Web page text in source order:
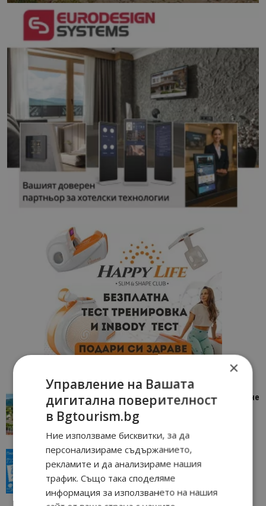
“Пощенска картичка от…”: Петрич – Изживяване
Петрич 11/07/2026 11:22
“Пощенска картичка от…”: Пловдив, градът на
всички времена
Пловдив 23/06/2026 10:00
×
Управление на Вашата
дигитална поверителност
в Bgtourism.bg
Ние използваме бисквитки, за да
персонализираме съдържанието,
рекламите и да анализираме нашия
трафик. Също така споделяме
информация за използването на нашия